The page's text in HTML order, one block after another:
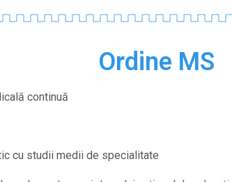
Ordine MS
continuă
cu studii medii de specialitate